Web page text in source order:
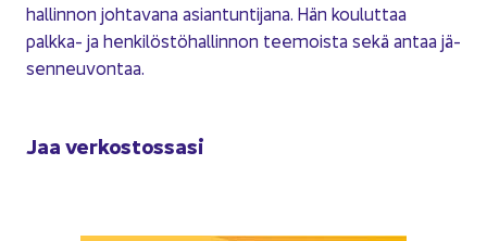
hal­lin­non joh­ta­va­na asian­tun­ti­ja­na. Hän kou­lut­taa
palkka-​ ja hen­ki­lös­tö­hal­lin­non tee­mois­ta sekä antaa jä­
sen­neu­von­taa.
Jaa ver­kos­tos­sa­si